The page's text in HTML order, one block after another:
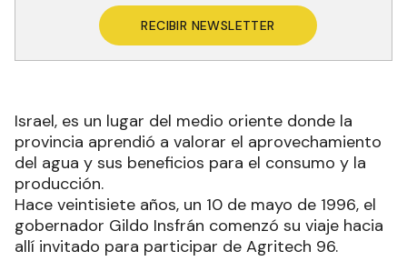
RECIBIR NEWSLETTER
Israel, es un lugar del medio oriente donde la
provincia aprendió a valorar el aprovechamiento
del agua y sus beneficios para el consumo y la
producción.
Hace veintisiete años, un 10 de mayo de 1996, el
gobernador Gildo Insfrán comenzó su viaje hacia
allí invitado para participar de Agritech 96.